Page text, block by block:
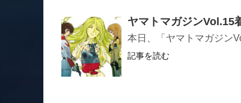
ヤマトマガジンVol.15
本日、「ヤマトマガジン
記事を読む